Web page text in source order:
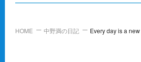
HOME 中野満の日記 Every day is a new